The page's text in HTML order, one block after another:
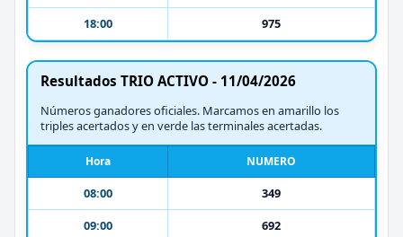
18:00
975
Resultados TRIO ACTIVO - 11/04/2026
Números ganadores oficiales. Marcamos en amarillo los
triples acertados y en verde las terminales acertadas.
Hora NUMERO
08:00
349
09:00
692